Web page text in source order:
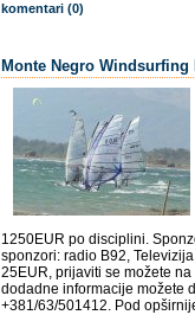
komentari (0)
Monte Negro Windsurfing
1250EUR po disciplini.
sponzori: radio B92,
25EUR, prijaviti se možete na
dodadne informacije možete
+381/63/501412. Pod